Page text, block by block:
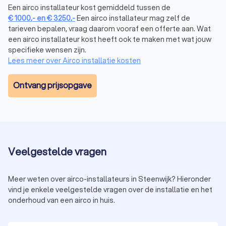
Steenwijk.
Wat kost een airco-installateur in Steenwijk?
Gemiddeld liggen de kosten voor een airco installateur
variëren afhankelijk van het type airco, de complexiteit van de
installatie, en het gekozen installatiebedrijf. Voor een
beste prijs.
Vind een betrouwbare airco-installateur in
Steenwijk
Een airco installateur kost gemiddeld tussen de
€1000,- en€3250,-Een airco installateur mag zelf de
tarieven bepalen, vraag daarom vooraf een offerte aan. Wat
een airco installateur kost heeft ook te maken met wat jouw
specifieke wensen zijn.
Lees meer over Airco installatie kosten
Ontvang prijsopgave
Veelgestelde vragen
Meer weten over airco-installateurs in Steenwijk? Hieronder
vind je enkele veelgestelde vragen over de installatie en het
onderhoud van een airco in huis.